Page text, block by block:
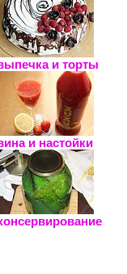
и торты
и настойки